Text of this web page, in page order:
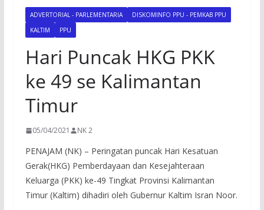
ADVERTORIAL - PARLEMENTARIA
DISKOMINFO PPU - PEMKAB PPU
KALTIM
PPU
Hari Puncak HKG PKK
ke 49 se Kalimantan
Timur
05/04/2021 NK 2
PENAJAM (NK) – Peringatan puncak Hari Kesatuan
Gerak(HKG) Pemberdayaan dan Kesejahteraan
Keluarga (PKK) ke-49 Tingkat Provinsi Kalimantan
Timur (Kaltim) dihadiri oleh Gubernur Kaltim Isran Noor.